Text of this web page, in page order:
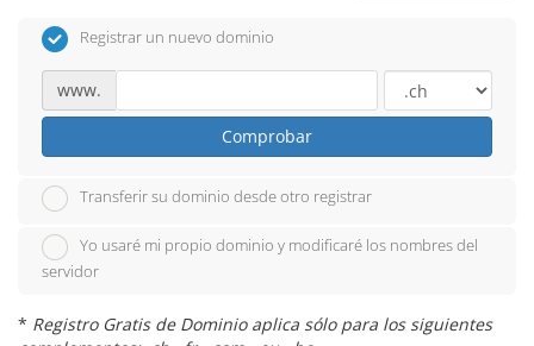
Registrar un nuevo dominio
www.
Comprobar
Transferir su dominio desde otro registrar
Yo usaré mi propio dominio y modificaré los nombres del
servidor
* Registro Gratis de Dominio aplica sólo para los siguientes